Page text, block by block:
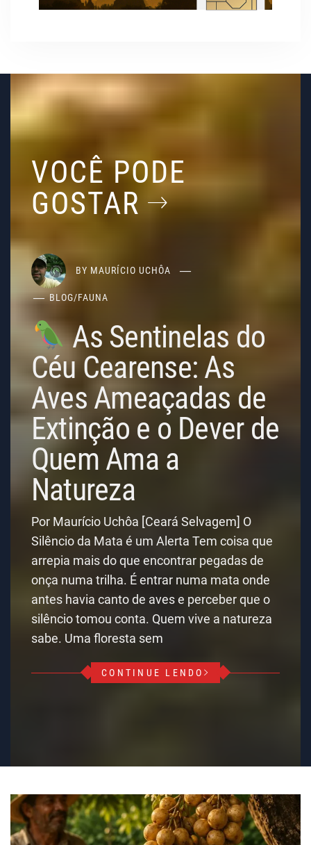
VOCÊ PODE
GOSTAR
BY MAURÍCIO UCHÔA
BLOG/FAUNA
As Sentinelas do
Céu Cearense: As
Aves Ameaçadas de
Extinção e o Dever de
Quem Ama a
Natureza
Por Maurício Uchôa [Ceará Selvagem] O
Silêncio da Mata é um Alerta Tem coisa que
arrepia mais do que encontrar pegadas de
onça numa trilha. É entrar numa mata onde
antes havia canto de aves e perceber que o
silêncio tomou conta. Quem vive a natureza
sabe. Uma floresta sem
CONTINUE LENDO